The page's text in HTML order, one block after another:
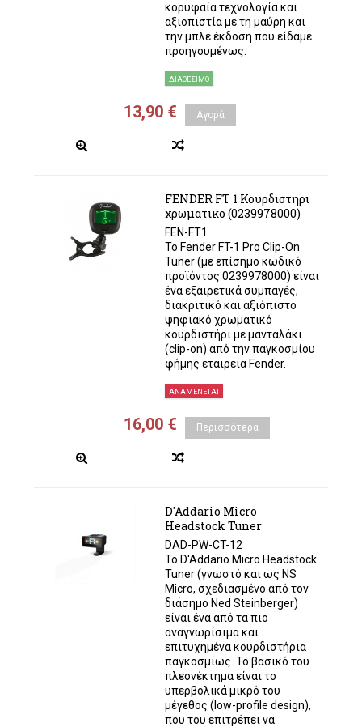
κορυφαία τεχνολογία και
αξιοπιστία με τη μαύρη και
την μπλε έκδοση που είδαμε
προηγουμένως:
ΔΙΑΘΈΣΙΜΟ
13,90 € Αγορά
FENDER FT 1 Κουρδιστηρι
χρωματικο (0239978000)
FEN-FT1
Το Fender FT-1 Pro Clip-On
Tuner (με επίσημο κωδικό
προϊόντος 0239978000) είναι
ένα εξαιρετικά συμπαγές,
διακριτικό και αξιόπιστο
ψηφιακό χρωματικό
κουρδιστήρι με μανταλάκι
(clip-on) από την παγκοσμίου
φήμης εταιρεία Fender.
ΑΝΑΜΈΝΕΤΑΙ
16,00 € Περισσότερα
D'Addario Micro
Headstock Tuner
DAD-PW-CT-12
Το D'Addario Micro Headstock
Tuner (γνωστό και ως NS
Micro, σχεδιασμένο από τον
διάσημο Ned Steinberger)
είναι ένα από τα πιο
αναγνωρίσιμα και
επιτυχημένα κουρδιστήρια
παγκοσμίως. Το βασικό του
πλεονέκτημα είναι το
υπερβολικά μικρό του
μέγεθος (low-profile design),
που του επιτρέπει να